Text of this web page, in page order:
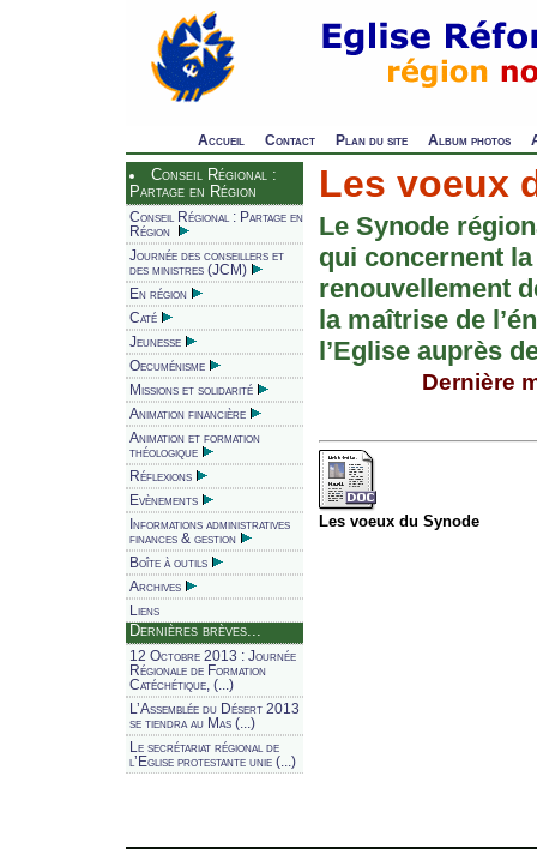
Accueil Contact Plan du site Album photos
Conseil Régional :
Partage en Région
Conseil Régional : Partage en
Région
Journée des conseillers et
des ministres (JCM)
En région
Caté
Jeunesse
Oecuménisme
Missions et solidarité
Animation financière
Animation et formation
théologique
Réflexions
Evènements
Informations administratives
finances & gestion
Boîte à outils
Archives
Liens
Dernières brèves...
12 Octobre 2013 : Journée
Régionale de Formation
Catéchétique, (...)
L’Assemblée du Désert 2013
se tiendra au Mas (...)
Le secrétariat régional de
l’Eglise protestante unie (...)
Les voeux
Le Synode
qui concernent
renouvellement
la maîtrise de
l’Eglise auprès
Dernière
Les voeux du Synode